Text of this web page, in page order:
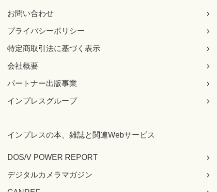
お問い合わせ
プライバシーポリシー
特定商取引法に基づく表示
会社概要
パートナー出版事業
インプレスグループ
インプレスの本、雑誌と関連Webサービス
DOS/V POWER REPORT
デジタルカメラマガジン